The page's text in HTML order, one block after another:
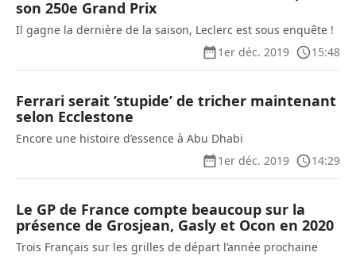
son 250e Grand Prix
Il gagne la dernière de la saison, Leclerc est sous enquête !
1er déc. 2019
15:48
Ferrari serait ’stupide’ de tricher maintenant
selon Ecclestone
Encore une histoire d’essence à Abu Dhabi
1er déc. 2019
14:29
Le GP de France compte beaucoup sur la
présence de Grosjean, Gasly et Ocon en 2020
Trois Français sur les grilles de départ l’année prochaine